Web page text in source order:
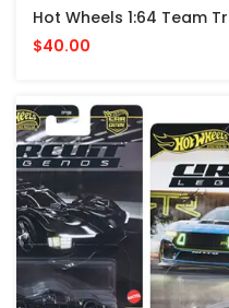
$40.00